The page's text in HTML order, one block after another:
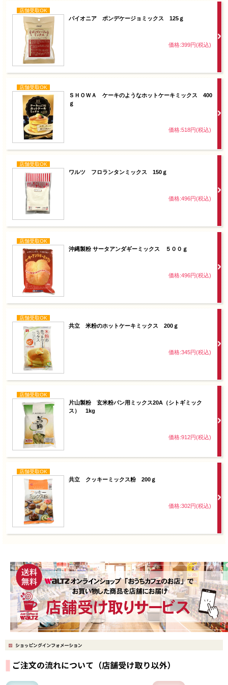
店舗受取OK
パイオニア ポンデケージョミックス 125ｇ
価格:399円(税込)
店舗受取OK
ＳＨＯＷＡ ケーキのようなホットケーキミックス 400
ｇ
価格:518円(税込)
店舗受取OK
ワルツ フロランタンミックス 150ｇ
価格:496円(税込)
店舗受取OK
沖縄製粉 サータアンダギーミックス ５００ｇ
価格:496円(税込)
店舗受取OK
共立 米粉のホットケーキミックス 200ｇ
価格:345円(税込)
店舗受取OK
片山製粉 玄米粉パン用ミックス20A（シトギミック
ス） 1kg
価格:912円(税込)
店舗受取OK
共立 クッキーミックス粉 200ｇ
価格:302円(税込)